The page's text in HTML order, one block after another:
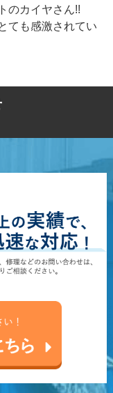
のカイヤさん!!
ても感激されてい